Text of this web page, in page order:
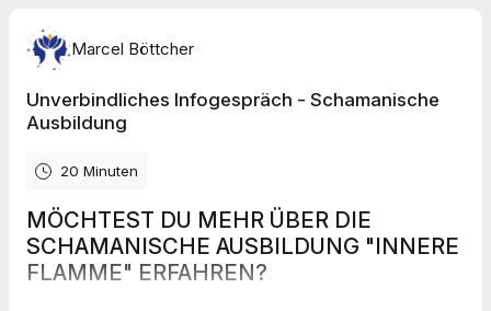
Marcel Böttcher
Unverbindliches Infogespräch - Schamanische
Ausbildung
20 Minuten
MÖCHTEST DU MEHR ÜBER DIE
SCHAMANISCHE AUSBILDUNG "INNERE
FLAMME" ERFAHREN?